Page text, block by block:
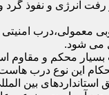
رفت انرژی و نفوذ گرد
معمولی،درب امنیتی
می شود.
محکم و مقاوم
این نوع درب
استانداردهای بین